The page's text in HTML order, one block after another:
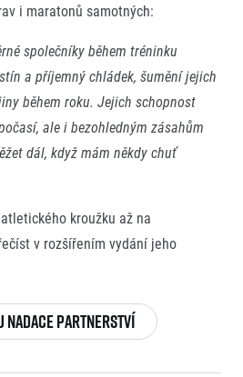
RunCzech s.r.o.
i maratonů samotných:
společníky během tréninku
a příjemný chládek, šumění jejich
během roku. Jejich schopnost
ale i bezohledným zásahům
dál, když mám někdy chuť
kroužku až na
v rozšířením vydání jeho
nadace partnerství